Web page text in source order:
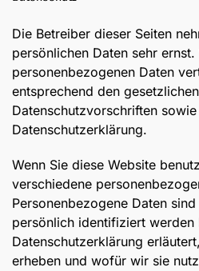
Die Betreiber dieser Seiten
persönlichen Daten sehr
personenbezogenen Daten
entsprechend den gesetzlichen
Datenschutzvorschriften
Datenschutzerklärung.
Wenn Sie diese Website
verschiedene
Personenbezogene Daten
persönlich identifiziert
Datenschutzerklärung
erheben und wofür wir sie